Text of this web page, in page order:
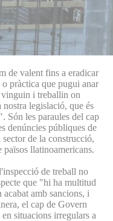
de valent fins a eradicar
pràctica que pugui anar
i treballin on
legislació, que és
Són les paraules del cap
denúncies públiques de
de la construcció,
països llatinoamericans.
de treball no
que "hi ha multitud
amb sancions, i
el cap de Govern
situacions irregulars a